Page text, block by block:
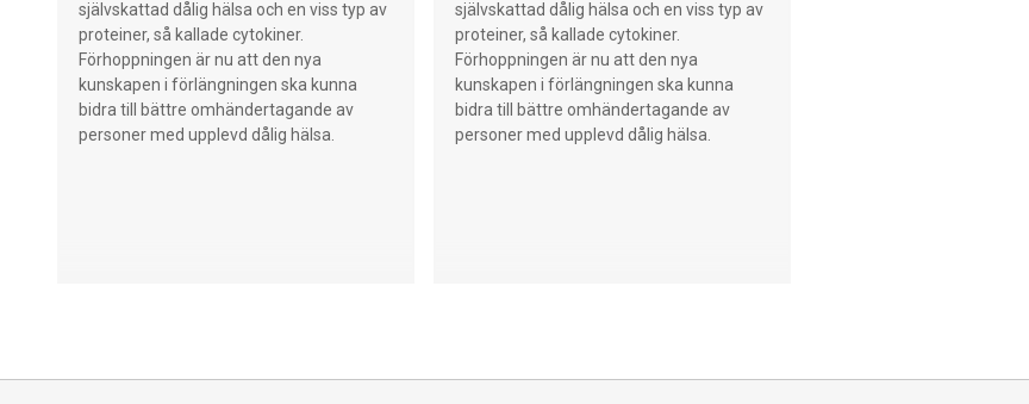
självskattad dålig hälsa och en viss typ av
proteiner, så kallade cytokiner.
Förhoppningen är nu att den nya
kunskapen i förlängningen ska kunna
bidra till bättre omhändertagande av
personer med upplevd dålig hälsa.
självskattad dålig hälsa och en viss typ av
proteiner, så kallade cytokiner.
Förhoppningen är nu att den nya
kunskapen i förlängningen ska kunna
bidra till bättre omhändertagande av
personer med upplevd dålig hälsa.